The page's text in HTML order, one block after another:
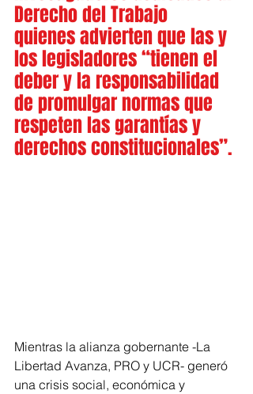
Derecho del Trabajo
quienes advierten que las y
los legisladores “tienen el
deber y la responsabilidad
de promulgar normas que
respeten las garantías y
derechos constitucionales”.
Mientras la alianza gobernante -La
Libertad Avanza, PRO y UCR- generó
una crisis social, económica y